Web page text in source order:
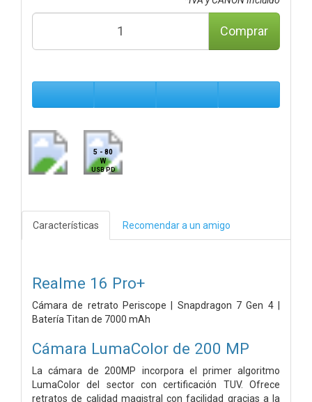
Comprar
5 - 80
W
USB PD
Características Recomendar a un amigo
Realme 16 Pro+
Cámara de retrato Periscope | Snapdragon 7 Gen 4 |
Batería Titan de 7000 mAh
Cámara LumaColor de 200 MP
La cámara de 200MP incorpora el primer algoritmo
LumaColor del sector con certificación TUV. Ofrece
retratos de calidad magistral con facilidad gracias a la